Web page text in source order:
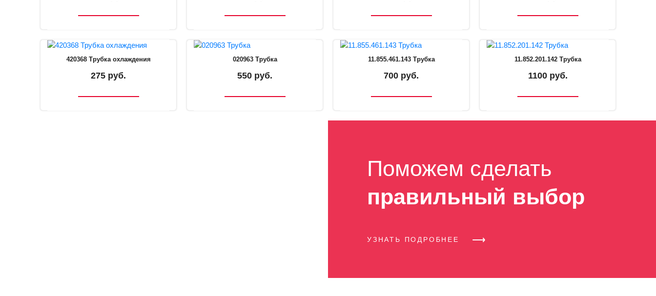
420368 Трубка охлаждения
275 руб.
020963 Трубка
550 руб.
11.855.461.143 Трубка
700 руб.
11.852.201.142 Трубка
1100 руб.
Поможем сделать
правильный выбор
УЗНАТЬ ПОДРОБНЕЕ